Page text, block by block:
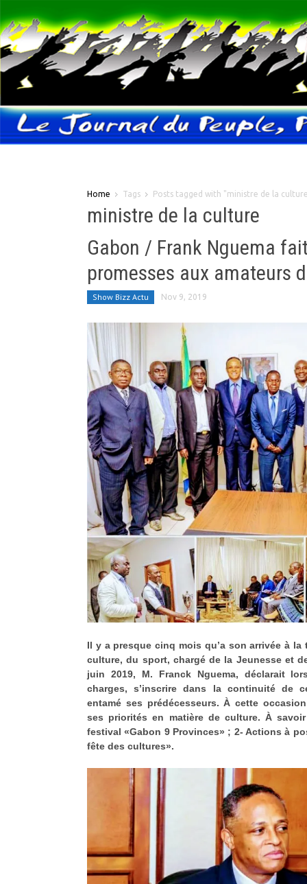
Home Tags Posts tagged with "ministre de la
ministre de la culture
Gabon / Frank Nguema
promesses aux amateurs
Show Bizz Actu Nov 9, 2019
Il y a presque cinq mois qu’a son arrivée à
culture, du sport, chargé de la Jeunesse et
juin 2019, M. Franck Nguema, déclarait
charges, s’inscrire dans la continuité de
entamé ses prédécesseurs. À cette
ses priorités en matière de culture. À
festival «Gabon 9 Provinces» ; 2- Actions à
fête des cultures».